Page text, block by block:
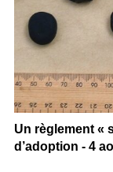
Un règlement «
d’adoption - 4